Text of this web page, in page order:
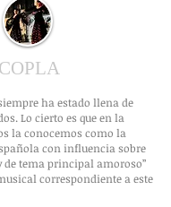
ha estado llena de
Lo cierto es que en la
la conocemos como la
con influencia sobre
de tema principal amoroso”
correspondiente a este